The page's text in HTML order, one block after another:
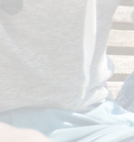
Infos pratiques
Association Parents
Relations